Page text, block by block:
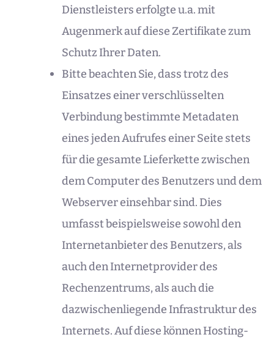
Dienstleisters erfolgte u.a. mit
Augenmerk auf diese Zertifikate zum
Schutz Ihrer Daten.
Bitte beachten Sie, dass trotz des
Einsatzes einer verschlüsselten
Verbindung bestimmte Metadaten
eines jeden Aufrufes einer Seite stets
für die gesamte Lieferkette zwischen
dem Computer des Benutzers und dem
Webserver einsehbar sind. Dies
umfasst beispielsweise sowohl den
Internetanbieter des Benutzers, als
auch den Internetprovider des
Rechenzentrums, als auch die
dazwischenliegende Infrastruktur des
Internets. Auf diese können Hosting-